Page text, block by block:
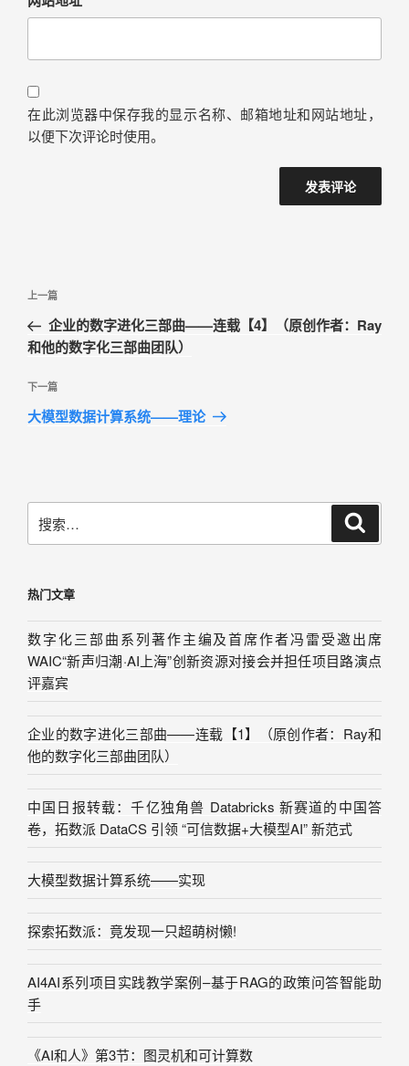
在此浏览器中保存我的显示名称、邮箱地址和网站地址，
以便下次评论时使用。
上一篇
企业的数字进化三部曲——连载【4】（原创作者：Ray
和他的数字化三部曲团队）
下一篇
大模型数据计算系统——理论
热门文章
数字化三部曲系列著作主编及首席作者冯雷受邀出席
WAIC“新声归潮·AI上海”创新资源对接会并担任项目路演点
评嘉宾
企业的数字进化三部曲——连载【1】（原创作者：Ray和
他的数字化三部曲团队）
中国日报转载：千亿独角兽 Databricks 新赛道的中国答
卷，拓数派 DataCS 引领 “可信数据+大模型AI” 新范式
大模型数据计算系统——实现
探索拓数派：竟发现一只超萌树懒!
AI4AI系列项目实践教学案例–基于RAG的政策问答智能助
手
《AI和人》第3节：图灵机和可计算数